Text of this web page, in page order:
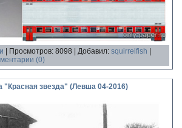
Просмотров: 8098 Добавил: squirrelfish
(0)
"Красная звезда" (Левша 04-2016)